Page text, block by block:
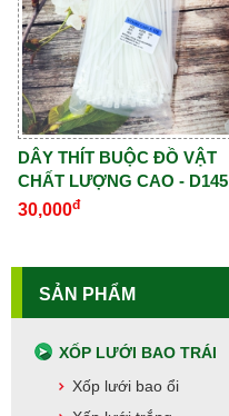
DÂY THÍT BUỘC ĐỒ VẬT
CHẤT LƯỢNG CAO - D145
- D145
30,000đ
SẢN PHẨM
XỐP LƯỚI BAO TRÁI
Xốp lưới bao ổi